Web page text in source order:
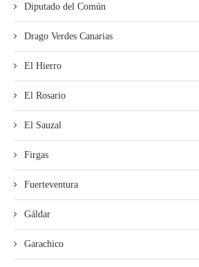
Diputado del Común
Drago Verdes Canarias
El Hierro
El Rosario
El Sauzal
Firgas
Fuerteventura
Gáldar
Garachico